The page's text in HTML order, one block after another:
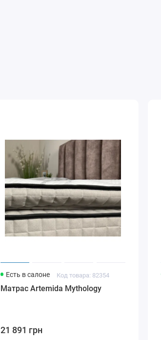
Есть в салоне Код товара: 82354
Матрас Artemida Mythology
21 891 грн